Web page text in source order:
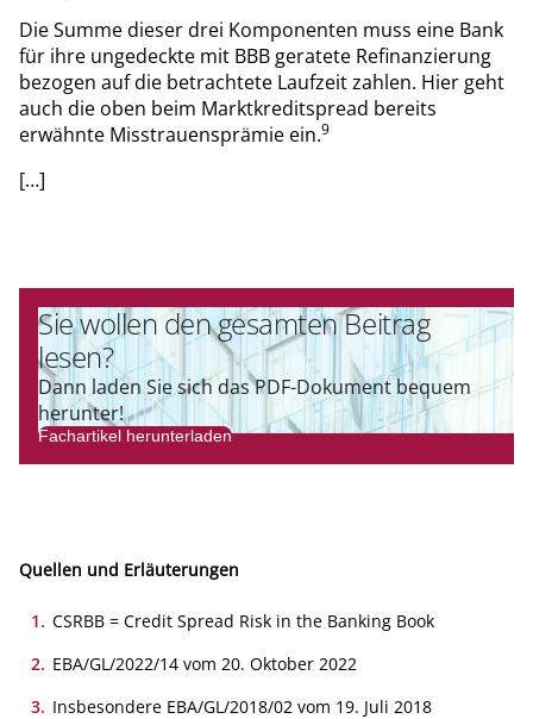
Die Summe dieser drei Komponenten muss eine Bank
für ihre ungedeckte mit BBB geratete Refinanzierung
bezogen auf die betrachtete Laufzeit zahlen. Hier geht
auch die oben beim Marktkreditspread bereits
erwähnte Misstrauensprämie ein.9
[…]
Sie wollen den gesamten Beitrag
lesen?
Dann laden Sie sich das PDF-Dokument bequem
herunter!
Fachartikel herunterladen
Quellen und Erläuterungen
1. CSRBB = Credit Spread Risk in the Banking Book
2. EBA/GL/2022/14 vom 20. Oktober 2022
3. Insbesondere EBA/GL/2018/02 vom 19. Juli 2018